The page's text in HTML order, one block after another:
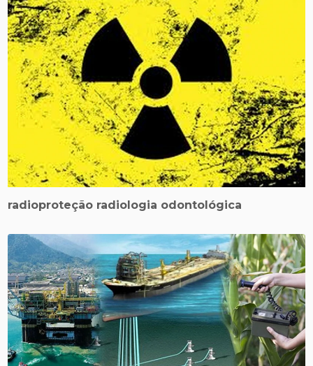
radioproteção radiologia odontológica